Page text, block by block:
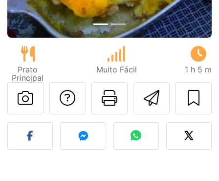
Prato
Principal
Muito Fácil 1 h 5 m
Imprima
Falar com o autor
Fez esta receita?